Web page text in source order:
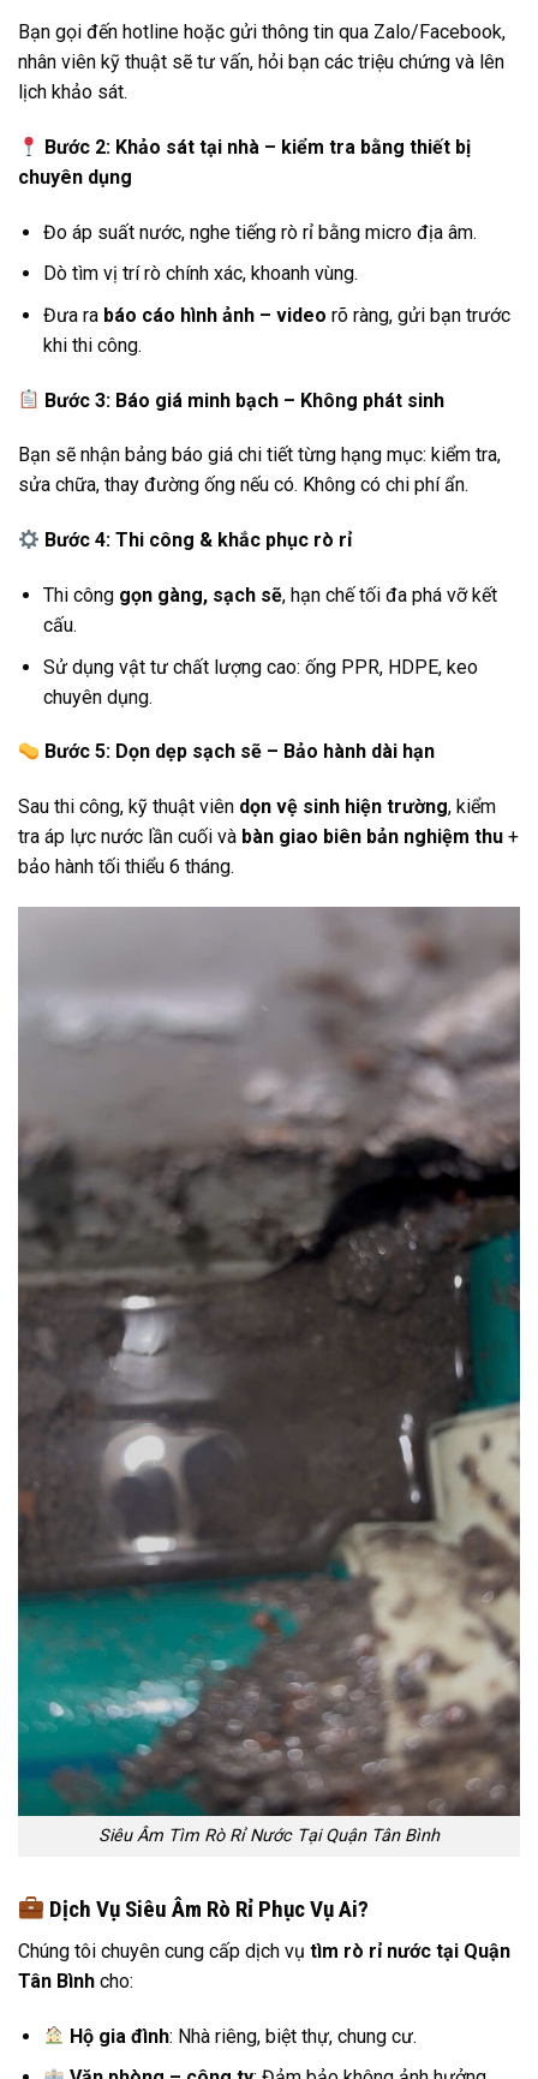
Bạn gọi đến hotline hoặc gửi thông tin qua Zalo/Facebook,
nhân viên kỹ thuật sẽ tư vấn, hỏi bạn các triệu chứng và lên
lịch khảo sát.
Bước 2: Khảo sát tại nhà – kiểm tra bằng thiết bị
chuyên dụng
Đo áp suất nước, nghe tiếng rò rỉ bằng micro địa âm.
Dò tìm vị trí rò chính xác, khoanh vùng.
Đưa ra báo cáo hình ảnh – video rõ ràng, gửi bạn trước
khi thi công.
Bước 3: Báo giá minh bạch – Không phát sinh
Bạn sẽ nhận bảng báo giá chi tiết từng hạng mục: kiểm tra,
sửa chữa, thay đường ống nếu có. Không có chi phí ẩn.
Bước 4: Thi công & khắc phục rò rỉ
Thi công gọn gàng, sạch sẽ, hạn chế tối đa phá vỡ kết
cấu.
Sử dụng vật tư chất lượng cao: ống PPR, HDPE, keo
chuyên dụng.
Bước 5: Dọn dẹp sạch sẽ – Bảo hành dài hạn
Sau thi công, kỹ thuật viên dọn vệ sinh hiện trường, kiểm
tra áp lực nước lần cuối và bàn giao biên bản nghiệm thu +
bảo hành tối thiểu 6 tháng.
Siêu Âm Tìm Rò Rỉ Nước Tại Quận Tân Bình
Dịch Vụ Siêu Âm Rò Rỉ Phục Vụ Ai?
Chúng tôi chuyên cung cấp dịch vụ tìm rò rỉ nước tại Quận
Tân Bình cho:
Hộ gia đình: Nhà riêng, biệt thự, chung cư.